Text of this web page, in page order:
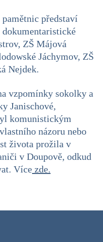
představí
ZŠ Májová
Jáchymov, ZŠ
Nejdek.
vzpomínky sokolky a
Janischové,
komunistickým
názoru nebo
života prožila v
v Doupově, odkud
Více zde.